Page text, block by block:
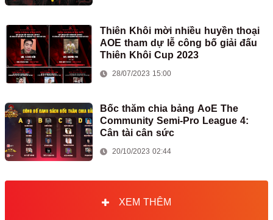
Thiên Khôi mời nhiều huyền thoại
AOE tham dự lễ công bố giải đấu
Thiên Khôi Cup 2023
28/07/2023 15:00
Bốc thăm chia bảng AoE The
Community Semi-Pro League 4:
Cân tài cân sức
20/10/2023 02:44
XEM THÊM